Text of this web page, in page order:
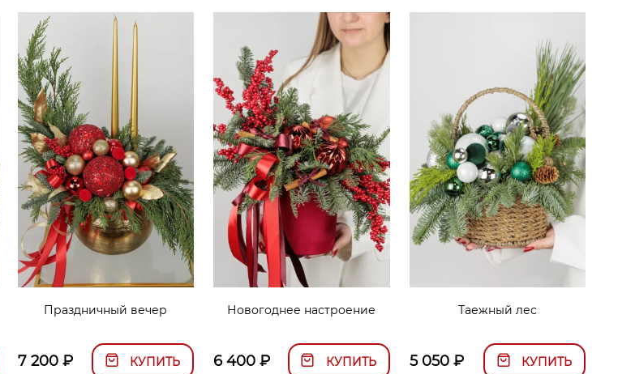
Праздничный вечер
7 200₽ КУПИТЬ
Новогоднее настроение
6 400 ₽ КУПИТЬ
Таежный лес
5 050₽ КУПИТЬ